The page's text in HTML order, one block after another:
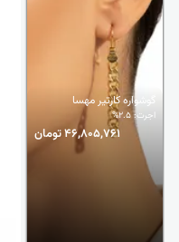
گوشواره کارتیر مهسا
اجرت: 2.5%
46,805,761 تومان